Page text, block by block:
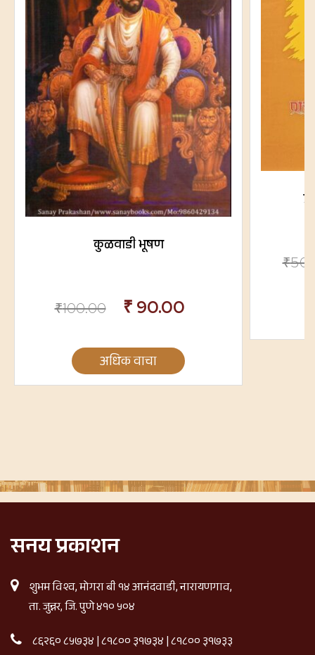
कुळवाडी भूषण
₹100.00 ₹ 90.00
अधिक वाचा
₹
सनय प्रकाशन
शुभम विश्व, मोगरा बी १४ आनंदवाडी, नारायणगाव,
ता. जुन्नर, जि. पुणे ४१० ५०४
८६२६० ८५७३४|८१८०० ३१७३४|८१८०० ३१७३३